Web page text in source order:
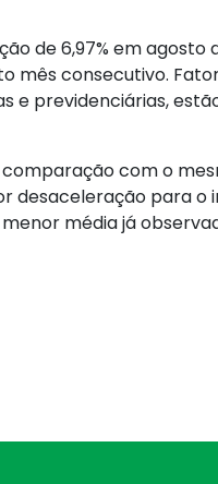
de 6,97% em
mês consecutivo.
previdenciárias,
com o
desaceleração para o
média já